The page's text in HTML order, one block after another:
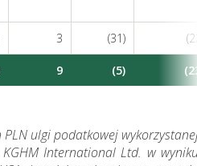
3 (31)
9 (5)
ulgi podatkowej
International Ltd. w